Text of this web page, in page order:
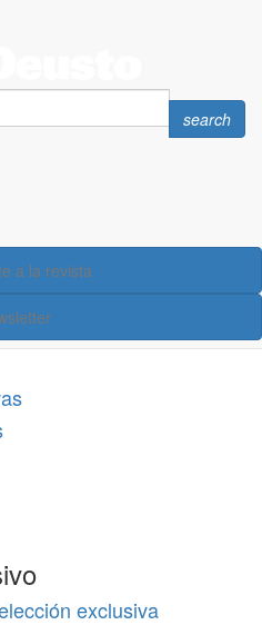
Search
search
a la revista
exclusiva